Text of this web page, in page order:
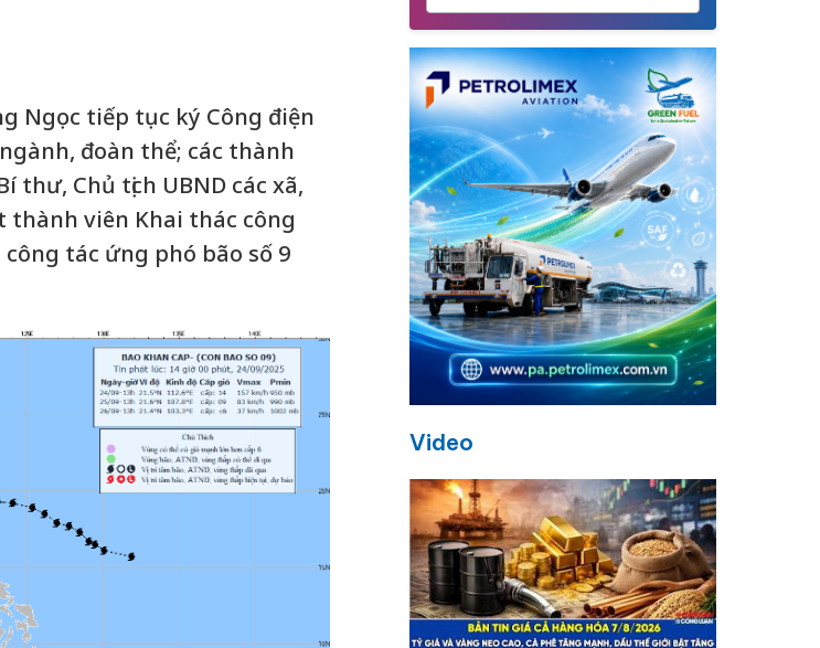
Ngọc tiếp tục ký Công điện
đoàn thể; các thành
thư, Chủ tịch UBND các xã,
thành viên Khai thác công
tác ứng phó bão số 9
Video